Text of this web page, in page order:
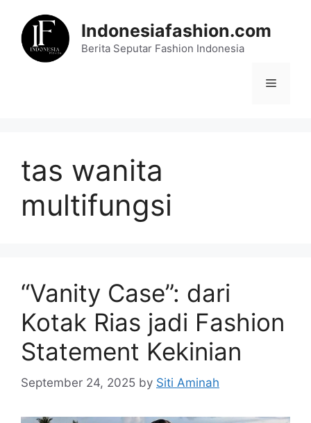
content
Indonesiafashion.com
Berita Seputar Fashion Indonesia
Menu
tas wanita
multifungsi
“Vanity Case”: dari
Kotak Rias jadi Fashion
Statement Kekinian
September 24, 2025 by Siti Aminah